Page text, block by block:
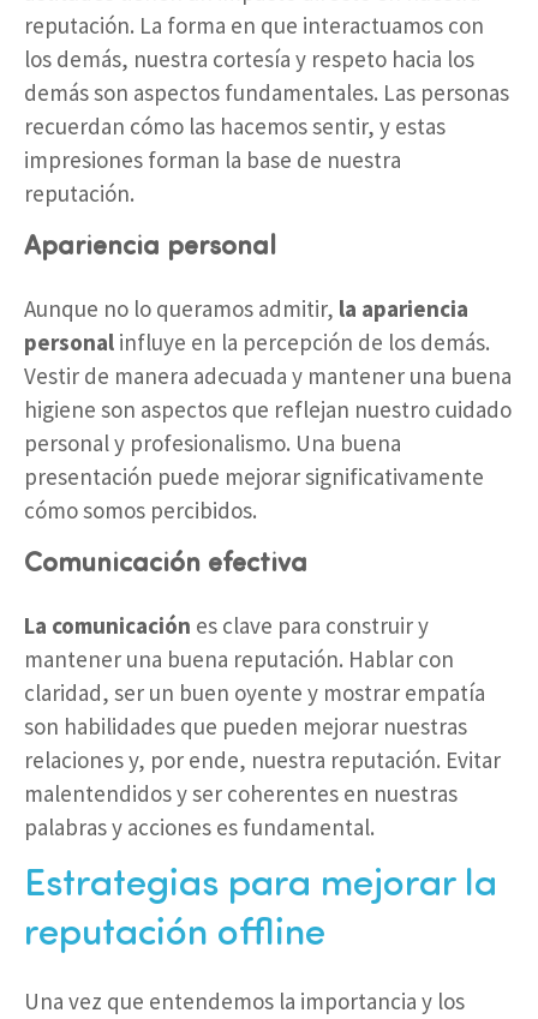
reputación. La forma en que interactuamos con
los demás, nuestra cortesía y respeto hacia los
demás son aspectos fundamentales. Las personas
recuerdan cómo las hacemos sentir, y estas
impresiones forman la base de nuestra
reputación.
Apariencia personal
Aunque no lo queramos admitir, la apariencia
personal influye en la percepción de los demás.
Vestir de manera adecuada y mantener una buena
higiene son aspectos que reflejan nuestro cuidado
personal y profesionalismo. Una buena
presentación puede mejorar significativamente
cómo somos percibidos.
Comunicación efectiva
La comunicación es clave para construir y
mantener una buena reputación. Hablar con
claridad, ser un buen oyente y mostrar empatía
son habilidades que pueden mejorar nuestras
relaciones y, por ende, nuestra reputación. Evitar
malentendidos y ser coherentes en nuestras
palabras y acciones es fundamental.
Estrategias para mejorar la
reputación offline
Una vez que entendemos la importancia y los